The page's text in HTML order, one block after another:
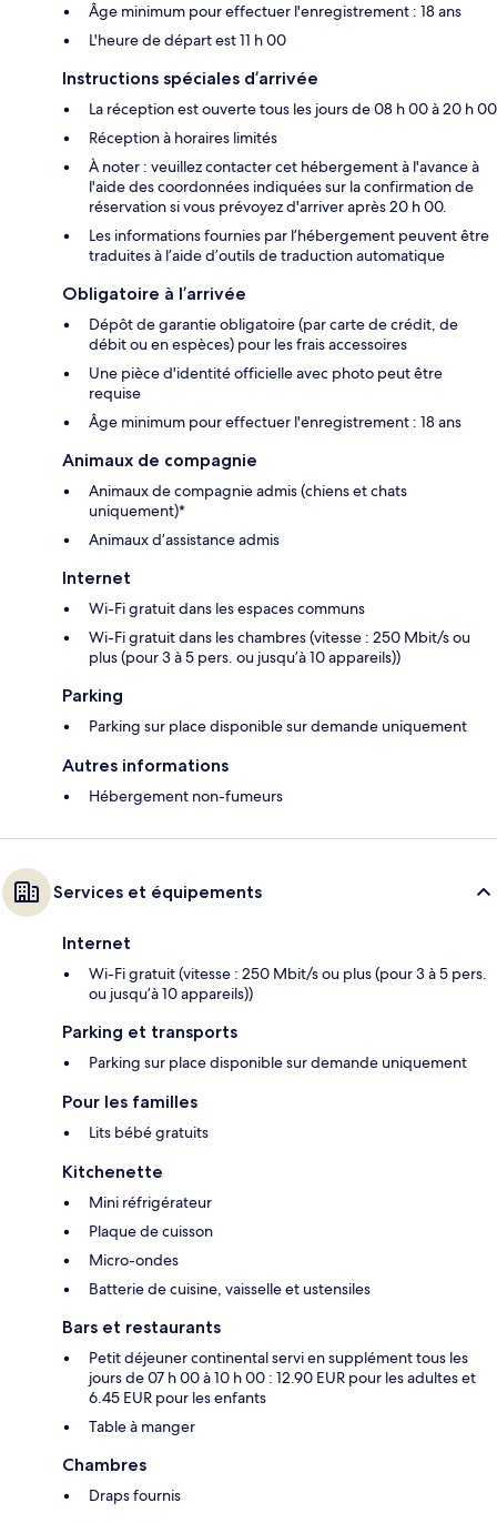
Âge minimum pour effectuer l'enregistrement : 18 ans
L'heure de départ est 11 h 00
Instructions spéciales d’arrivée
La réception est ouverte tous les jours de 08 h 00 à 20 h 00
Réception à horaires limités
À noter : veuillez contacter cet hébergement à l'avance à
l'aide des coordonnées indiquées sur la confirmation de
réservation si vous prévoyez d'arriver après 20 h 00.
Les informations fournies par l’hébergement peuvent être
traduites à l’aide d’outils de traduction automatique
Obligatoire à l’arrivée
Dépôt de garantie obligatoire (par carte de crédit, de
débit ou en espèces) pour les frais accessoires
Une pièce d'identité officielle avec photo peut être
requise
Âge minimum pour effectuer l'enregistrement : 18 ans
Animaux de compagnie
Animaux de compagnie admis (chiens et chats
uniquement)*
Animaux d’assistance admis
Internet
Wi-Fi gratuit dans les espaces communs
Wi-Fi gratuit dans les chambres (vitesse : 250 Mbit/s ou
plus (pour 3 à 5 pers. ou jusqu’à 10 appareils))
Parking
Parking sur place disponible sur demande uniquement
Autres informations
Hébergement non-fumeurs
Services et équipements
Internet
Wi-Fi gratuit (vitesse : 250 Mbit/s ou plus (pour 3 à 5 pers.
ou jusqu’à 10 appareils))
Parking et transports
Parking sur place disponible sur demande uniquement
Pour les familles
Lits bébé gratuits
Kitchenette
Mini réfrigérateur
Plaque de cuisson
Micro-ondes
Batterie de cuisine, vaisselle et ustensiles
Bars et restaurants
Petit déjeuner continental servi en supplément tous les
jours de 07 h 00 à 10 h 00 : 12.90 EUR pour les adultes et
6.45 EUR pour les enfants
Table à manger
Chambres
Draps fournis